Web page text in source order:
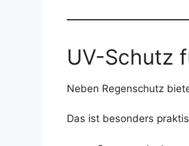
UV-Schutz
Neben Regenschutz
Das ist besonders